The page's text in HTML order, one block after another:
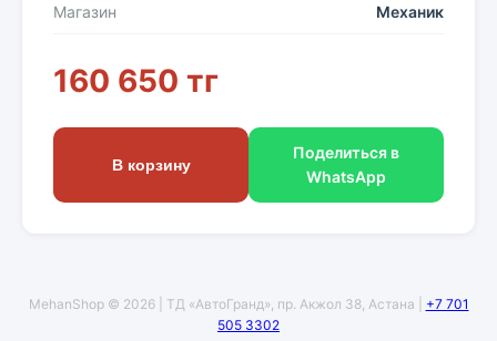
Магазин Механик
160 650 тг
В корзину
Поделиться в
WhatsApp
MehanShop © 2026 | ТД «АвтоГранд», пр. Акжол 38, Астана | +7 701
505 3302